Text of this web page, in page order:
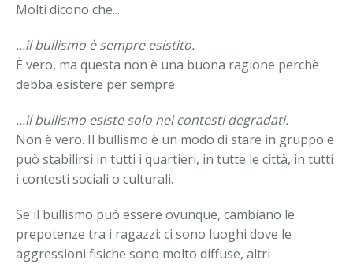
Molti dicono che...
...il bullismo è sempre esistito.
È vero, ma questa non è una buona ragione perchè
debba esistere per sempre.
...il bullismo esiste solo nei contesti degradati.
Non è vero. Il bullismo è un modo di stare in gruppo e
può stabilirsi in tutti i quartieri, in tutte le città, in tutti
i contesti sociali o culturali.
Se il bullismo può essere ovunque, cambiano le
prepotenze tra i ragazzi: ci sono luoghi dove le
aggressioni fisiche sono molto diffuse, altri